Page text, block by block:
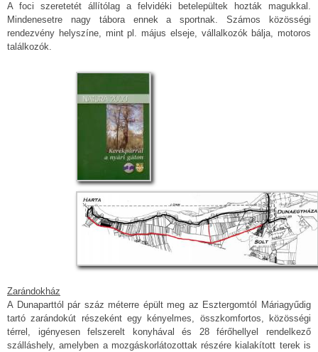
A foci szeretetét állítólag a felvidéki betelepültek hozták magukkal.
Mindenesetre nagy tábora ennek a sportnak. Számos közösségi
rendezvény helyszíne, mint pl. május elseje, vállalkozók bálja, motoros
találkozók.
Zarándokház
A Dunaparttól pár száz méterre épült meg az Esztergomtól Máriagyűdig
tartó zarándokút részeként egy kényelmes, összkomfortos, közösségi
térrel, igényesen felszerelt konyhával és 28 férőhellyel rendelkező
szálláshely, amelyben a mozgáskorlátozottak részére kialakított terek is